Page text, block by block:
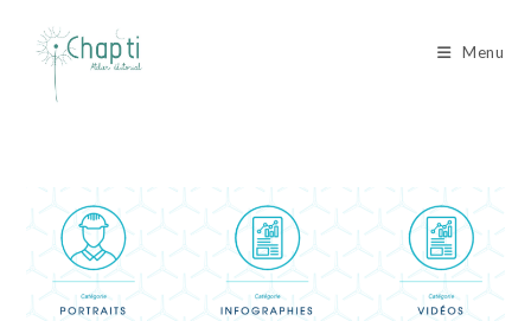
content
Menu